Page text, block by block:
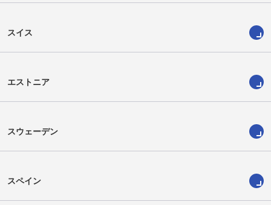
スイス
エストニア
スウェーデン
スペイン